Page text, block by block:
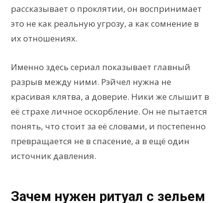
рассказывает о проклятии, он воспринимает
это не как реальную угрозу, а как сомнение в
их отношениях.
Именно здесь сериал показывает главный
разрыв между ними. Рэйчел нужна не
красивая клятва, а доверие. Ники же слышит в
её страхе личное оскорбление. Он не пытается
понять, что стоит за её словами, и постепенно
превращается не в спасение, а в ещё один
источник давления.
Зачем нужен ритуал с зельем